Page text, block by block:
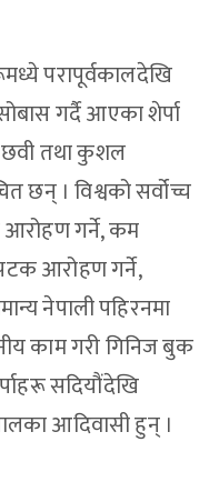
परापूर्वकालदेखि
गर्दै आएका शेर्पा
छवी तथा कुशल
छन् । विश्वको सर्वोच्च
गर्ने, कम
आरोहण गर्ने,
नेपाली पहिरनमा
काम गरी गिनिज बुक
सदियौंदेखि
आदिवासी हुन् ।